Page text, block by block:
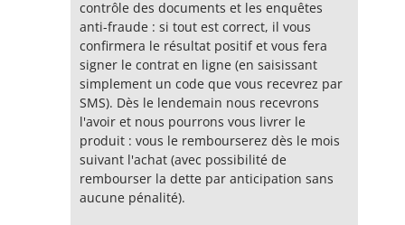
contrôle des documents et les enquêtes
anti-fraude : si tout est correct, il vous
confirmera le résultat positif et vous fera
signer le contrat en ligne (en saisissant
simplement un code que vous recevrez par
SMS). Dès le lendemain nous recevrons
l'avoir et nous pourrons vous livrer le
produit : vous le rembourserez dès le mois
suivant l'achat (avec possibilité de
rembourser la dette par anticipation sans
aucune pénalité).